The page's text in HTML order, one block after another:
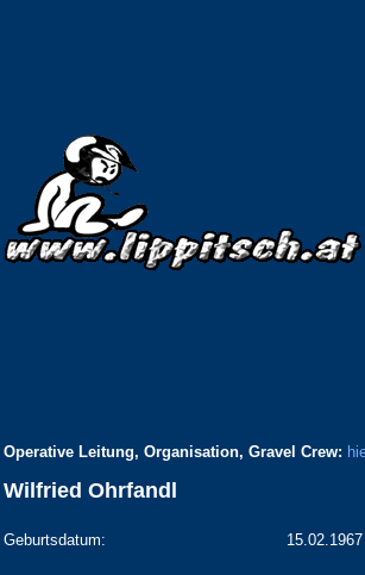
Operative Leitung, Organisation, Gravel Crew:
Wilfried Ohrfandl
Geburtsdatum: 15.02.1967